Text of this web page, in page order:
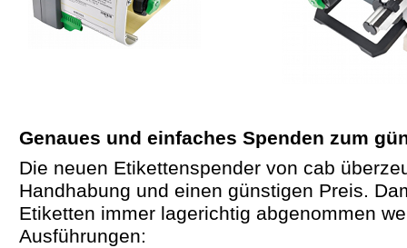
Genaues und einfaches Spenden zum
Die neuen Etikettenspender von cab
Handhabung und einen günstigen Preis.
Etiketten immer lagerichtig abgenommen
Ausführungen: